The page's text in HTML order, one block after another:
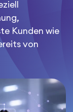
Kunden wie
von